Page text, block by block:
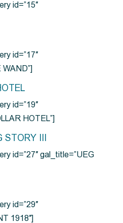
id=”15″
id=”17″
id=”19″
HOTEL”]
STORY III
id=”27″ gal_title=”UEG
id=”29″
1918″]